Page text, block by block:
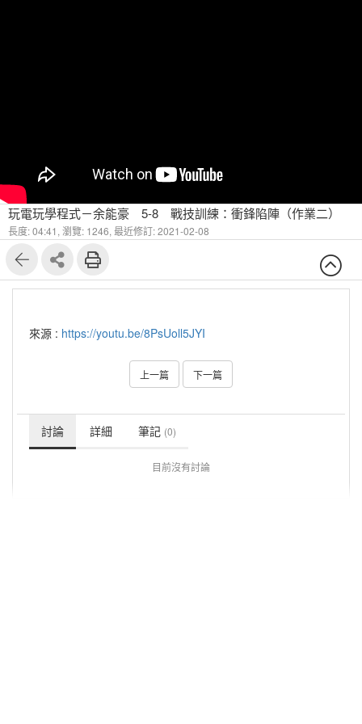
玩電玩學程式－余能豪 5-8 戰技訓練：衝鋒陷陣（作業二）
長度: 04:41, 瀏覽: 1246, 最近修訂: 2021-02-08
來源 : https://youtu.be/8PsUoll5JYI
上一篇 下一篇
討論 詳細 筆記 (0)
目前沒有討論